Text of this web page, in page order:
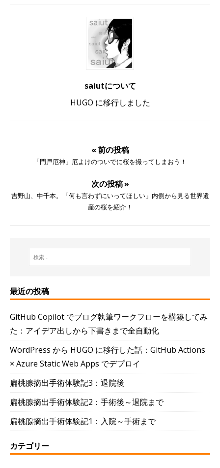
saiutについて
HUGO に移行しました
« 前の投稿
「門戸厄神」厄よけのついでに桜を撮ってしまおう！
次の投稿 »
吉野山、中千本。「何も言わずにいってほしい」内側から見る世界遺
産の桜を紹介！
最近の投稿
GitHub Copilot でブログ執筆ワークフローを構築してみ
た：アイデア出しから下書きまで全自動化
WordPress から HUGO に移行した話：GitHub Actions
× Azure Static Web Apps でデプロイ
扁桃腺摘出手術体験記3：退院後
扁桃腺摘出手術体験記2：手術後～退院まで
扁桃腺摘出手術体験記1：入院～手術まで
カテゴリー